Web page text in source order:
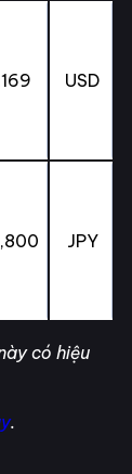
USD
JPY
có hiệu
.